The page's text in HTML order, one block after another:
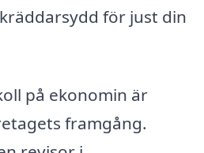
för just din
på ekonomin är
framgång.